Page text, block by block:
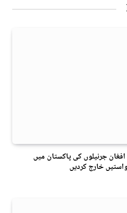
جرنیلوں کی پاکستان میں
خارج کردیں